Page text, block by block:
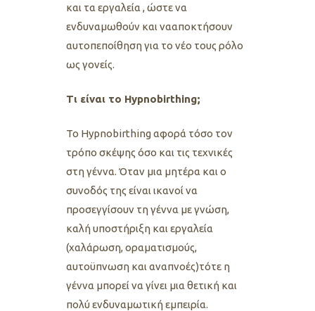
και τα εργαλεία , ώστε να
ενδυναμωθούν και νααποκτήσουν
αυτοπεποίθηση για το νέο τους ρόλο
ως γονείς.
Τι είναι το Hypnobirthing;
Το Hypnobirthing αφορά τόσο τον
τρόπο σκέψης όσο και τις τεχνικές
στη γέννα. Όταν μια μητέρα και ο
συνοδός της είναι ικανοί να
προσεγγίσουν τη γέννα με γνώση,
καλή υποστήριξη και εργαλεία
(χαλάρωση, οραματισμούς,
αυτοϋπνωση και αναπνοές)τότε η
γέννα μπορεί να γίνει μια θετική και
πολύ ενδυναμωτική εμπειρία.